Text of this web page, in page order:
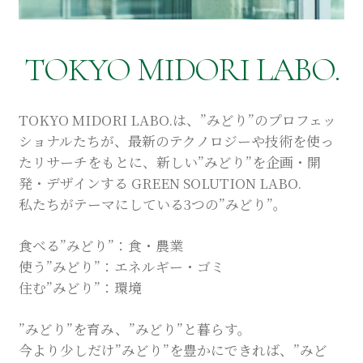
Contact
INSTAGRAM
TOKYO MIDORI LABO.
TOKYO MIDORI LABO.は、”みどり”のプロフェッ
ショナルたちが、最新のテクノロジーや技術を使っ
たリサーチをもとに、新しい”みどり”を企画・開
発・デザインする GREEN SOLUTION LABO.
私たちがテーマにしている3つの”みどり”。
食べる”みどり”：食・農業
使う”みどり”：エネルギー・ゴミ
住む”みどり”：環境
”みどり”を育み、”みどり”と暮らす。
今より少しだけ”みどり”を豊かにできれば、”みど